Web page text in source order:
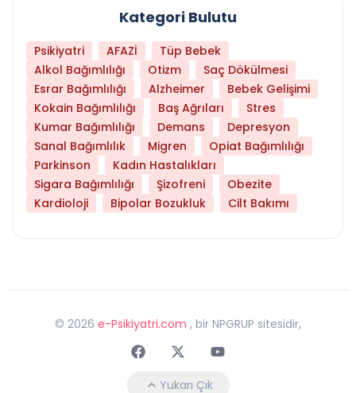
Kategori Bulutu
Psikiyatri AFAZİ
Tüp Bebek
Alkol Bağımlılığı
Otizm
Saç Dökülmesi
Esrar Bağımlılığı
Alzheimer
Bebek Gelişimi
Kokain Bağımlılığı
Baş Ağrıları
Stres
Kumar Bağımlılığı
Demans
Depresyon
Sanal Bağımlılık
Migren
Opiat Bağımlılığı
Parkinson
Kadın Hastalıkları
Sigara Bağımlılığı
Şizofreni
Obezite
Kardioloji
Bipolar Bozukluk Cilt Bakımı
© 2026 e-Psikiyatri.com , bir NPGRUP sitesidir,
FaceebokTwitterYoutube
Yukarı Çık